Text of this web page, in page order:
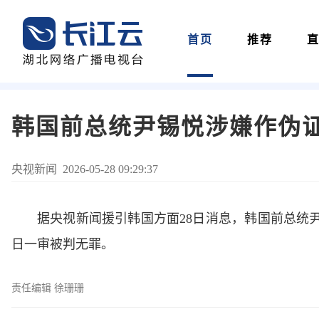
首页 推荐
韩国前总统尹锡悦涉嫌作伪
央视新闻 2026-05-28 09:29:37
据央视新闻援引韩国方面28日消息，韩国前总统
日一审被判无罪。
责任编辑 徐珊珊